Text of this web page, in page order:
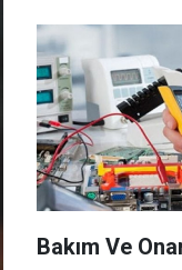
Bakım Ve